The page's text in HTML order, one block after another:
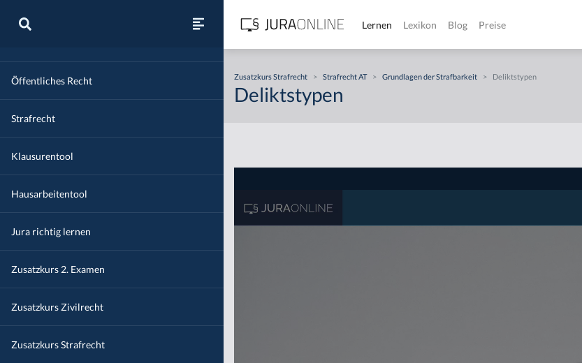
Öffentliches Recht
Strafrecht
Klausurentool
Hausarbeitentool
Jura richtig lernen
Zusatzkurs 2. Examen
Zusatzkurs Zivilrecht
Zusatzkurs Strafrecht
Lernen Lexikon Blog Preise
Zusatzkurs Strafrecht > Strafrecht AT > Grundlagen der Strafbarkeit > Deliktstypen
Deliktstypen